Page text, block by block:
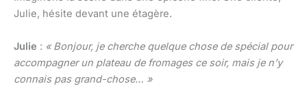
Julie, hésite devant une étagère.
Julie : « Bonjour, je cherche quelque chose de spécial pour
accompagner un plateau de fromages ce soir, mais je n’y
connais pas grand-chose… »